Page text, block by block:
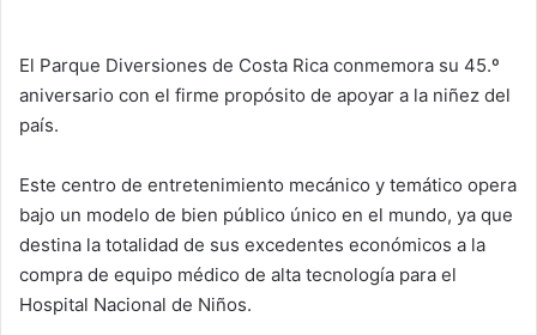
El Parque Diversiones de Costa Rica conmemora su 45.º
aniversario con el firme propósito de apoyar a la niñez del
país.
Este centro de entretenimiento mecánico y temático opera
bajo un modelo de bien público único en el mundo, ya que
destina la totalidad de sus excedentes económicos a la
compra de equipo médico de alta tecnología para el
Hospital Nacional de Niños.